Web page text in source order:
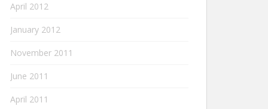
April 2012
January 2012
November 2011
June 2011
April 2011